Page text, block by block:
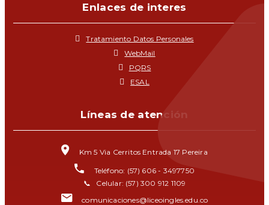
Enlaces de interes
Tratamiento Datos Personales
WebMail
PQRS
ESAL
Líneas de atención
Km 5 Via Cerritos Entrada 17 Pereira
Teléfono: (57) 606 - 3497750
📞 Celular: (57) 300 912 1109
comunicaciones@liceoingles.edu.co